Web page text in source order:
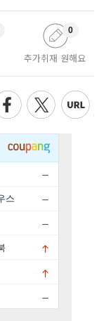
추가취재 원해요
0